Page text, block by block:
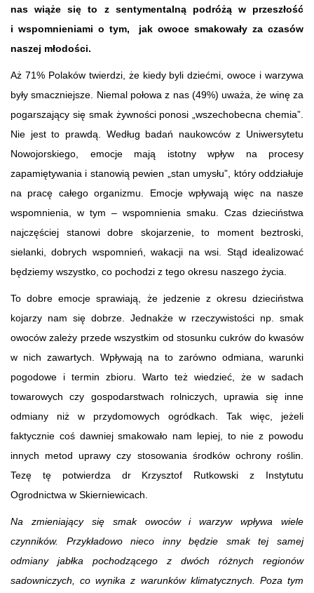
nas wiąże się to z sentymentalną podróżą w przeszłość
i wspomnieniami o tym, jak owoce smakowały za czasów
naszej młodości.
Aż 71% Polaków twierdzi, że kiedy byli dziećmi, owoce i warzywa
były smaczniejsze. Niemal połowa z nas (49%) uważa, że winę za
pogarszający się smak żywności ponosi „wszechobecna chemia”.
Nie jest to prawdą. Według badań naukowców z Uniwersytetu
Nowojorskiego, emocje mają istotny wpływ na procesy
zapamiętywania i stanowią pewien „stan umysłu”, który oddziałuje
na pracę całego organizmu. Emocje wpływają więc na nasze
wspomnienia, w tym – wspomnienia smaku. Czas dzieciństwa
najczęściej stanowi dobre skojarzenie, to moment beztroski,
sielanki, dobrych wspomnień, wakacji na wsi. Stąd idealizować
będziemy wszystko, co pochodzi z tego okresu naszego życia.
To dobre emocje sprawiają, że jedzenie z okresu dzieciństwa
kojarzy nam się dobrze. Jednakże w rzeczywistości np. smak
owoców zależy przede wszystkim od stosunku cukrów do kwasów
w nich zawartych. Wpływają na to zarówno odmiana, warunki
pogodowe i termin zbioru. Warto też wiedzieć, że w sadach
towarowych czy gospodarstwach rolniczych, uprawia się inne
odmiany niż w przydomowych ogródkach. Tak więc, jeżeli
faktycznie coś dawniej smakowało nam lepiej, to nie z powodu
innych metod uprawy czy stosowania środków ochrony roślin.
Tezę tę potwierdza dr Krzysztof Rutkowski z Instytutu
Ogrodnictwa w Skierniewicach.
Na zmieniający się smak owoców i warzyw wpływa wiele
czynników. Przykładowo nieco inny będzie smak tej samej
odmiany jabłka pochodzącego z dwóch różnych regionów
sadowniczych, co wynika z warunków klimatycznych. Poza tym